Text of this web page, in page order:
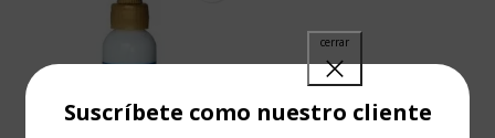
Suscríbete como nuestro cliente